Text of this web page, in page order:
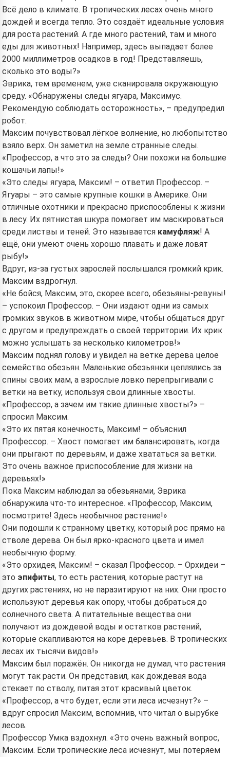
Всё дело в климате. В тропических лесах очень много
дождей и всегда тепло. Это создаёт идеальные условия
для роста растений. А где много растений, там и много
еды для животных! Например, здесь выпадает более
2000 миллиметров осадков в год! Представляешь,
сколько это воды?»
Эврика, тем временем, уже сканировала окружающую
среду. «Обнаружены следы ягуара, Максимус.
Рекомендую соблюдать осторожность», – предупредил
робот.
Максим почувствовал лёгкое волнение, но любопытство
взяло верх. Он заметил на земле странные следы.
«Профессор, а что это за следы? Они похожи на большие
кошачьи лапы!»
«Это следы ягуара, Максим! – ответил Профессор. –
Ягуары – это самые крупные кошки в Америке. Они
отличные охотники и прекрасно приспособлены к жизни
в лесу. Их пятнистая шкура помогает им маскироваться
среди листвы и теней. Это называется камуфляж! А
ещё, они умеют очень хорошо плавать и даже ловят
рыбу!»
Вдруг, из-за густых зарослей послышался громкий крик.
Максим вздрогнул.
«Не бойся, Максим, это, скорее всего, обезьяны-ревуны!
– успокоил Профессор. – Они издают одни из самых
громких звуков в животном мире, чтобы общаться друг
с другом и предупреждать о своей территории. Их крик
можно услышать за несколько километров!»
Максим поднял голову и увидел на ветке дерева целое
семейство обезьян. Маленькие обезьянки цеплялись за
спины своих мам, а взрослые ловко перепрыгивали с
ветки на ветку, используя свои длинные хвосты.
«Профессор, а зачем им такие длинные хвосты?» –
спросил Максим.
«Это их пятая конечность, Максим! – объяснил
Профессор. – Хвост помогает им балансировать, когда
они прыгают по деревьям, и даже хвататься за ветки.
Это очень важное приспособление для жизни на
деревьях!»
Пока Максим наблюдал за обезьянами, Эврика
обнаружила что-то интересное. «Профессор, Максим,
посмотрите! Здесь необычное растение!»
Они подошли к странному цветку, который рос прямо на
стволе дерева. Он был ярко-красного цвета и имел
необычную форму.
«Это орхидея, Максим! – сказал Профессор. – Орхидеи –
это эпифиты, то есть растения, которые растут на
других растениях, но не паразитируют на них. Они просто
используют деревья как опору, чтобы добраться до
солнечного света. А питательные вещества они
получают из дождевой воды и остатков растений,
которые скапливаются на коре деревьев. В тропических
лесах их тысячи видов!»
Максим был поражён. Он никогда не думал, что растения
могут так расти. Он представил, как дождевая вода
стекает по стволу, питая этот красивый цветок.
«Профессор, а что будет, если эти леса исчезнут?» –
вдруг спросил Максим, вспомнив, что читал о вырубке
лесов.
Профессор Умка вздохнул. «Это очень важный вопрос,
Максим. Если тропические леса исчезнут, мы потеряем
Hi! I am Storiko 👋
I tell magical bedtime stories for
your kids 🌟
By starting to use the service, you accept:Terms of
Refund Policy